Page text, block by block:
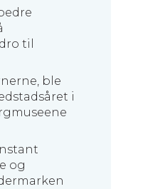
til
ble
i
og